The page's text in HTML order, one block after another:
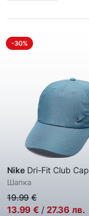
-30%
Nike Dri-Fit Club Cap
Шапка
19.99 €
13.99 € / 27.36 лв.